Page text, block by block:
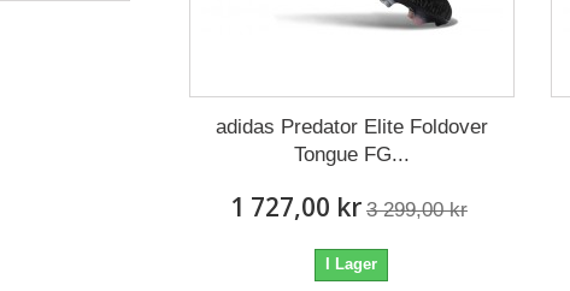
adidas Predator Elite Foldover
Tongue FG...
1 727,00 kr 3 299,00 kr
I Lager